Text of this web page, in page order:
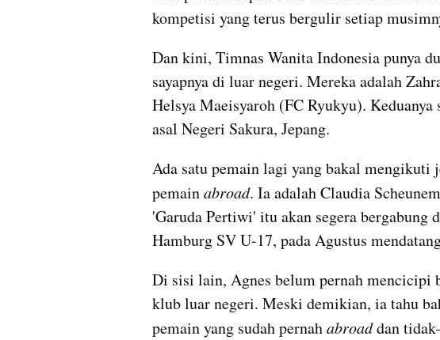
kompetisi yang terus bergulir setiap
Dan kini, Timnas Wanita Indonesia punya
sayapnya di luar negeri. Mereka adalah
Helsya Maeisyaroh (FC Ryukyu).
asal Negeri Sakura, Jepang.
Ada satu pemain lagi yang bakal mengikuti
pemain abroad. Ia adalah Claudia
'Garuda Pertiwi' itu akan segera bergabung
Hamburg SV U-17, pada Agustus
Di sisi lain, Agnes belum pernah mencicipi
klub luar negeri. Meski demikian, ia tahu
pemain yang sudah pernah abroad dan